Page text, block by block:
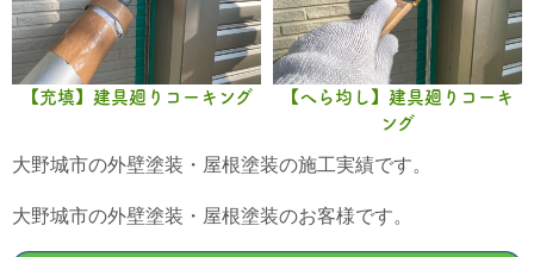
【充填】建具廻りコーキング
【へら均し】建具廻りコーキ
ング
大野城市の外壁塗装・屋根塗装の施工実績です。
大野城市の外壁塗装・屋根塗装のお客様です。